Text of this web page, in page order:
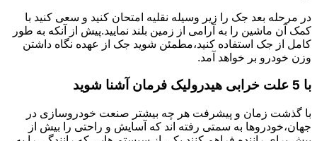
در مرحله بعد جک را زیر وسیله نقلیه امتحان کنید و سعی کنید با
کمک آن ماشین را به آرامی از زمین بلند نمایید.پیش از آنکه به طور
کامل از جک استفاده کنید،مطمئن شوید جک از عهده نگاه داشتن
وزن خودرو بر خواهد آمد.
با 5 علت خرابی هیدرولیک فرمان آشنا شوید
با گذشت زمان و پیشرفت هر چه بیشتر صنعت خودروسازی در
جهان،خودروها به سمتی رفته اند که آسایش و راحتی را بیش از